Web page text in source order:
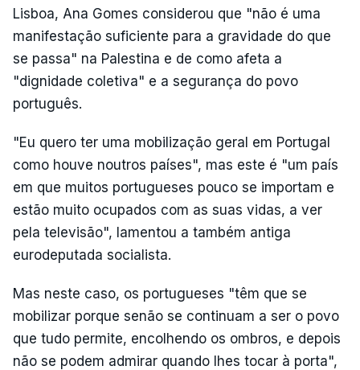
Lisboa, Ana Gomes considerou que "não é uma
manifestação suficiente para a gravidade do que
se passa" na Palestina e de como afeta a
"dignidade coletiva" e a segurança do povo
português.
"Eu quero ter uma mobilização geral em Portugal
como houve noutros países", mas este é "um país
em que muitos portugueses pouco se importam e
estão muito ocupados com as suas vidas, a ver
pela televisão", lamentou a também antiga
eurodeputada socialista.
Mas neste caso, os portugueses "têm que se
mobilizar porque senão se continuam a ser o povo
que tudo permite, encolhendo os ombros, e depois
não se podem admirar quando lhes tocar à porta",